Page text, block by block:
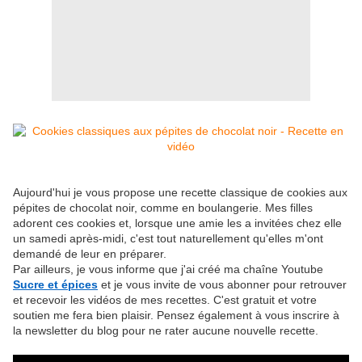
Aujourd'hui je vous propose une recette classique de cookies aux
pépites de chocolat noir, comme en boulangerie. Mes filles
adorent ces cookies et, lorsque une amie les a invitées chez elle
un samedi après-midi, c'est tout naturellement qu'elles m'ont
demandé de leur en préparer.
Par ailleurs, je vous informe que j'ai créé ma chaîne Youtube
Sucre et épices et je vous invite de vous abonner pour retrouver
et recevoir les vidéos de mes recettes. C'est gratuit et votre
soutien me fera bien plaisir. Pensez également à vous inscrire à
la newsletter du blog pour ne rater aucune nouvelle recette.